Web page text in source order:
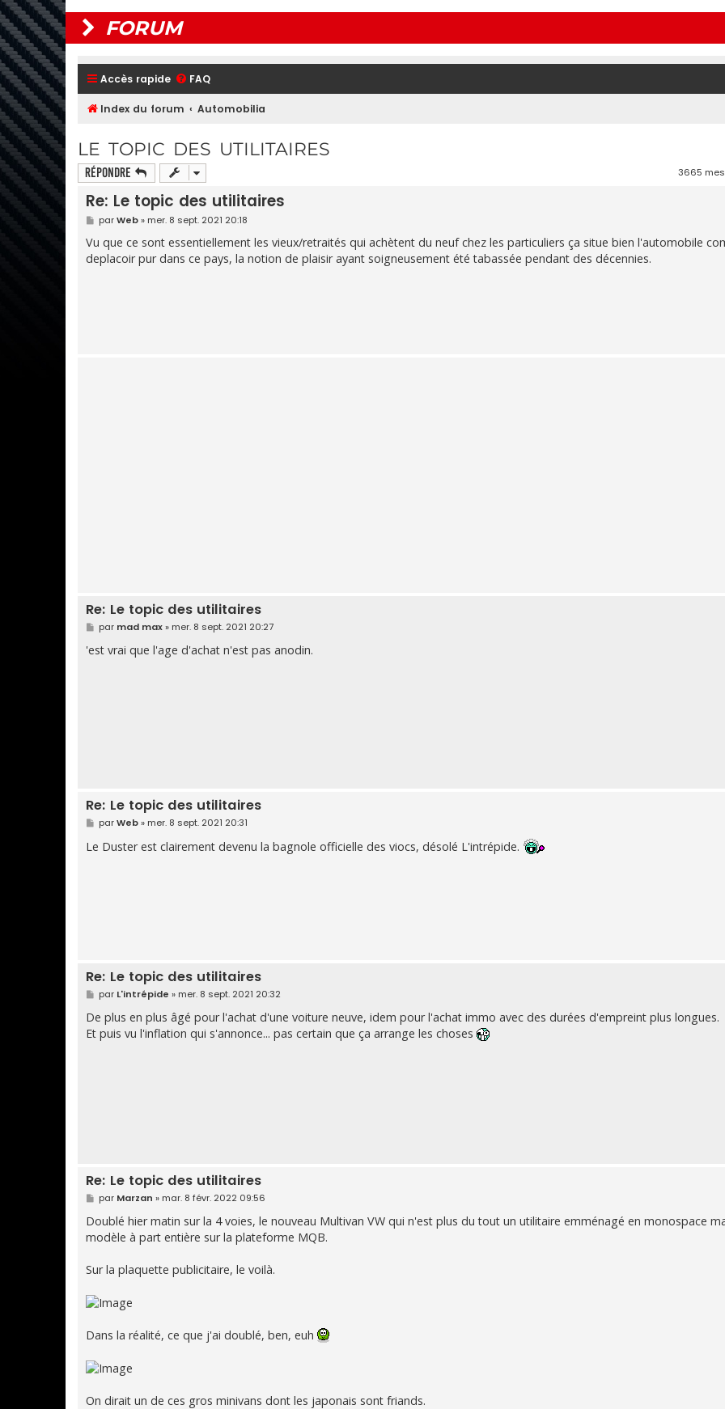
FORUM
Accès rapide FAQ
Index du forum Automobilia
LE TOPIC DES UTILITAIRES
Répondre 3665
Re: Le topic des utilitaires
M
e
s
s
a
parWeb» mer. 8 sept. 2021 20:18
Vu que ce sont essentiellement les vieux/retraités qui achètent du neuf chez les particuliers ça situe bien l'automobile
deplacoir pur dans ce pays, la notion de plaisir ayant soigneusement été tabassée pendant des décennies.
Re: Le topic des utilitaires
M
e
s
s
par mad max» mer. 8 sept. 2021 20:27
'est vrai que l'age d'achat n'est pas anodin.
Re: Le topic des utilitaires
M
e
s
s
parWeb» mer. 8 sept. 2021 20:31
Le Duster est clairement devenu la bagnole officielle des viocs, désolé L'intrépide.
Re: Le topic des utilitaires
M
e
s
s
a
par L'intrépide » mer. 8 sept. 2021 20:32
De plus en plus âgé pour l'achat d'une voiture neuve, idem pour l'achat immo avec des durées d'empreint plus longues.
Et puis vu l'inflation qui s'annonce... pas certain que ça arrange les choses
Re: Le topic des utilitaires
M
e
s
s
a
par Marzan » mar. 8 févr. 2022 09:56
Doublé hier matin sur la 4 voies, le nouveau Multivan VW qui n'est plus du tout un utilitaire emménagé en monospace
modèle à part entière sur la plateforme MQB.
Sur la plaquette publicitaire, le voilà.
Dans la réalité, ce que j'ai doublé, ben, euh
On dirait un de ces gros minivans dont les japonais sont friands.